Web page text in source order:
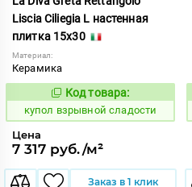
Liscia Ciliegia L настенная
плитка 15x30
Материал:
Керамика
845595
Код товара:
купол взрывной сладости
Цена
7 317 руб./м²
Заказ в 1 клик